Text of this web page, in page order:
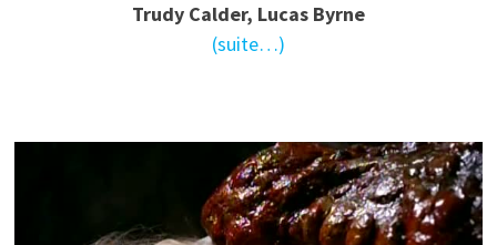
Trudy Calder, Lucas Byrne
(suite…)